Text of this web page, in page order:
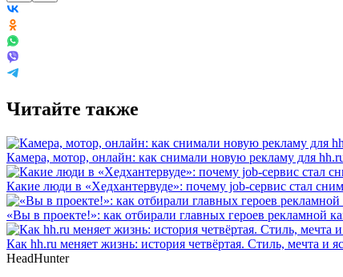
Читайте также
Камера, мотор, онлайн: как снимали новую рекламу для
Какие люди в «Хедхантервуде»: почему job-сервис стал
«Вы в проекте!»: как отбирали главных героев рекламной
Как hh.ru меняет жизнь: история четвёртая. Стиль, мечта и
HeadHunter